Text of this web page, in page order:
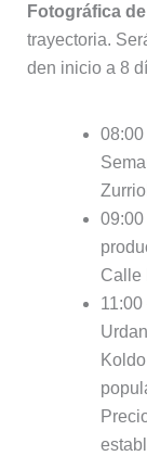
Fotográfica
trayectoria.
den inicio a 8
08:00
Calle